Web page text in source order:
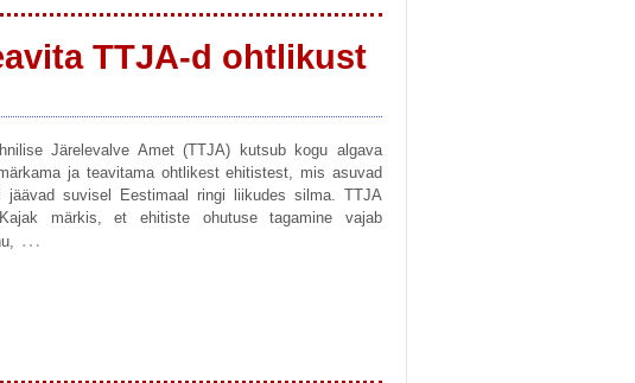
TTJA-d ohtlikust
Järelevalve Amet (TTJA) kutsub kogu algava
ja teavitama ohtlikest ehitistest, mis asuvad
jäävad suvisel Eestimaal ringi liikudes silma. TTJA
märkis, et ehitiste ohutuse tagamine vajab
…